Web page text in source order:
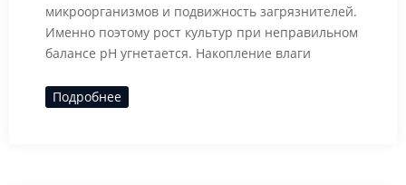
микроорганизмов и подвижность загрязнителей.
Именно поэтому рост культур при неправильном
балансе рН угнетается. Накопление влаги
Подробнее